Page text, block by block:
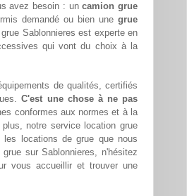
avez besoin : uncamion grue
demandé ou bien une grue
Sablonnieres est experte en
qui vont du choix à la
de qualités, certifiés
C'est une chose à ne pas
conformes aux normes et à la
notre service location grue
les locations de grue que nous
sur Sablonnieres, n'hésitez
vous accueillir et trouver une